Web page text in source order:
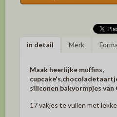
in detail Merk
Maak heerlijke muffins,
siliconen bakvormpjes
17 vakjes te vullen met